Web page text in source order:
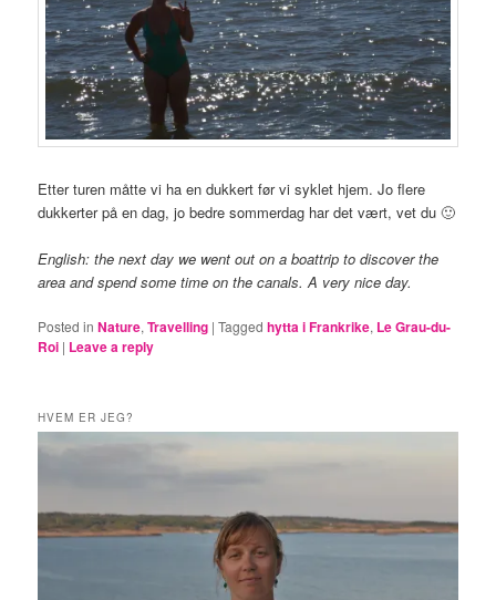
Etter turen måtte vi ha en dukkert før vi syklet hjem. Jo flere
dukkerter på en dag, jo bedre sommerdag har det vært, vet du 🙂
English: the next day we went out on a boattrip to discover the
area and spend some time on the canals. A very nice day.
Posted in Nature,Travelling |Tagged hytta i Frankrike, Le Grau-du-
Roi | Leave a reply
HVEM ER JEG?